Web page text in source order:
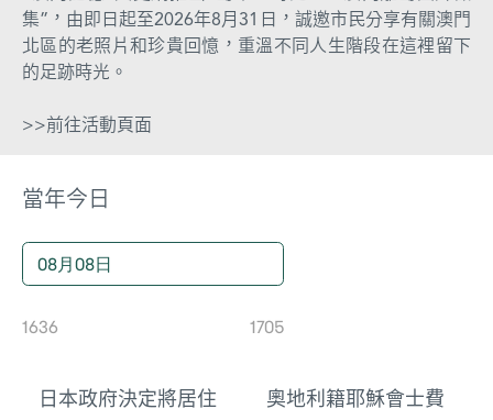
街
市
集”，由即日起至2026年8月31日，誠邀市民分享有關澳門
北區的老照片和珍貴回憶，重溫不同人生階段在這裡留下
的足跡時光。
>>前往活動頁面
當年今日
1636
日本政府決定將居住
1705
奧地利籍耶穌會士費